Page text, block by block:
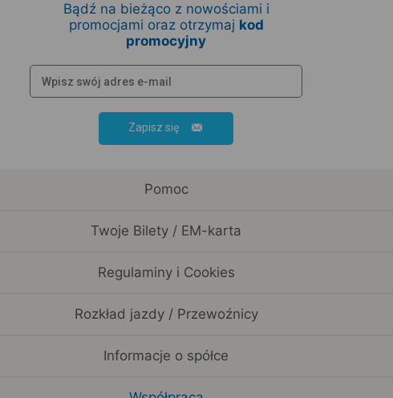
Bądź na bieżąco z nowościami i
promocjami oraz otrzymaj kod
promocyjny
Zapisz się
Pomoc
Twoje Bilety / EM-karta
Regulaminy i Cookies
Rozkład jazdy / Przewoźnicy
Informacje o spółce